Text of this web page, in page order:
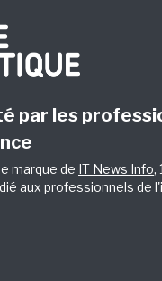
par les
marque de IT News Info,
aux professionnels de